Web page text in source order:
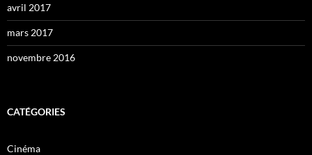
avril 2017
mars 2017
novembre 2016
CATÉGORIES
Cinéma